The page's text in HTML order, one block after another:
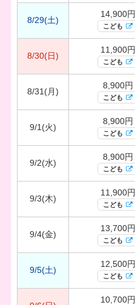
8/29(土)
14,900円
こども
8/30(日)
11,900円
こども
8/31(月)
8,900円
こども
9/1(火)
8,900円
こども
9/2(水)
8,900円
こども
9/3(木)
11,900円
こども
9/4(金)
13,700円
こども
9/5(土)
12,500円
こども
10,700円